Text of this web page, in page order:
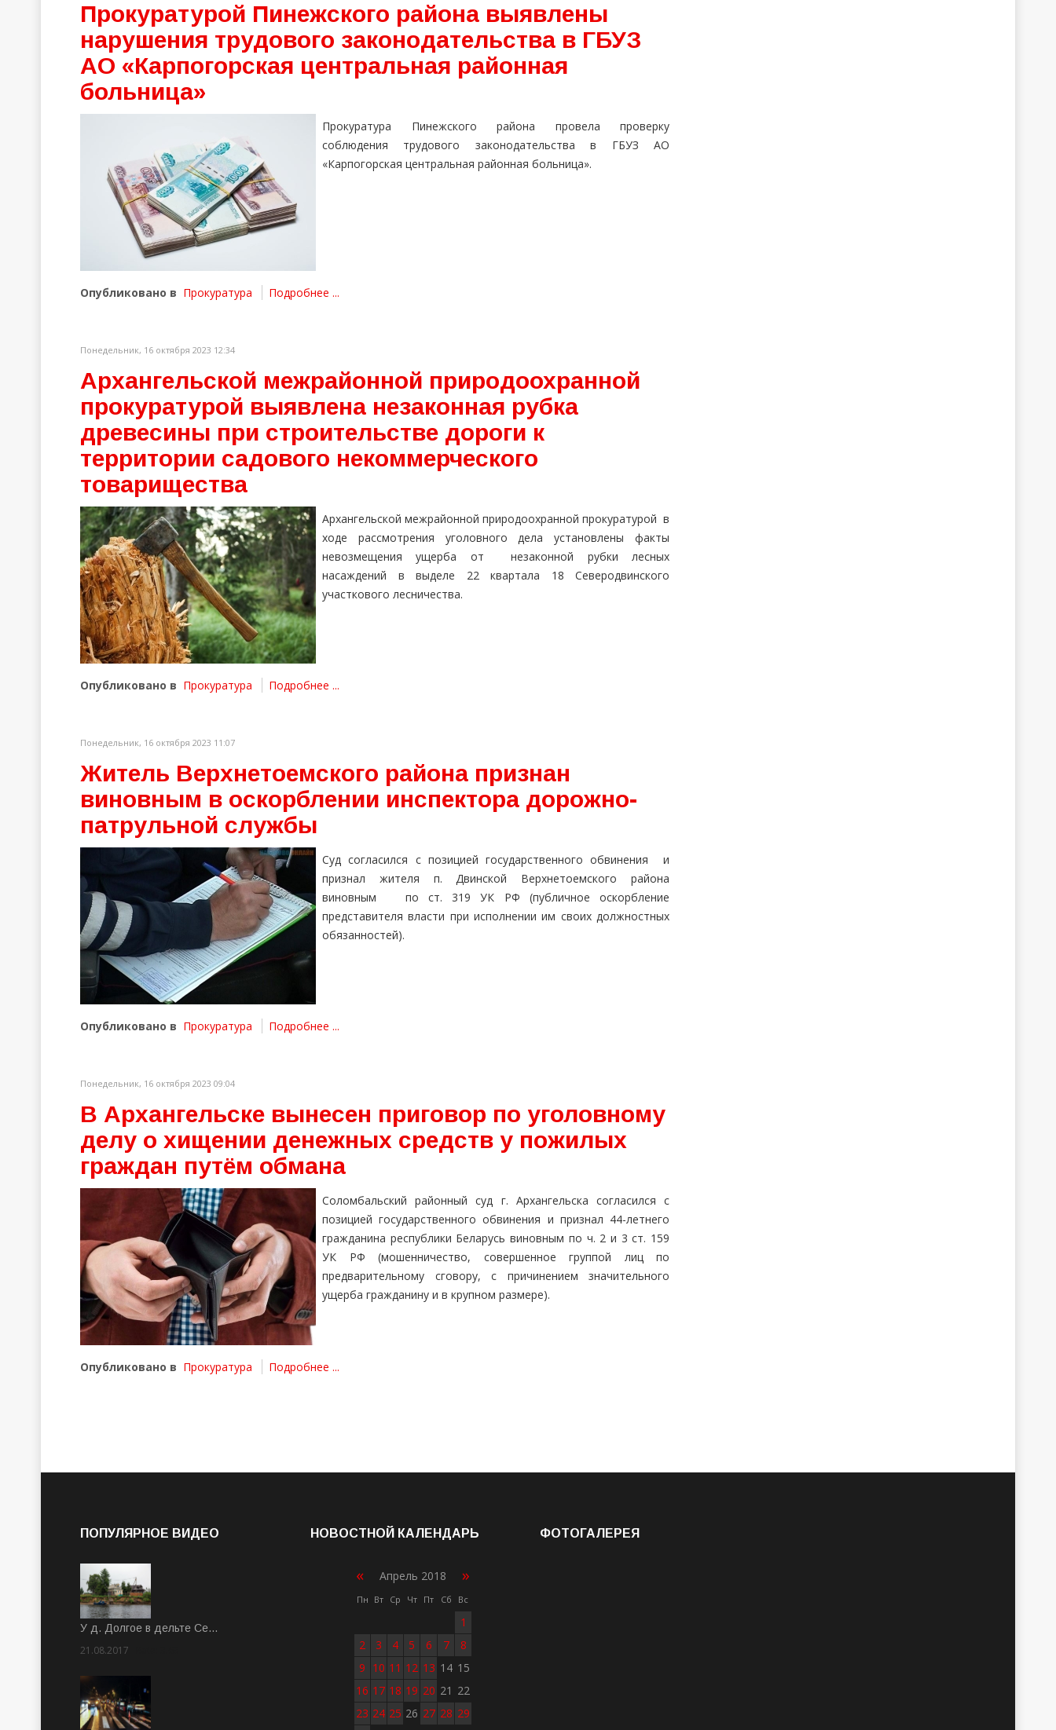
Прокуратурой Пинежского района выявлены
нарушения трудового законодательства в ГБУЗ
АО «Карпогорская центральная районная
больница»
Прокуратура Пинежского района провела проверку
соблюдения трудового законодательства в ГБУЗ АО
«Карпогорская центральная районная больница».
Опубликовано в Прокуратура Подробнее ...
Понедельник, 16 октября 2023 12:34
Архангельской межрайонной природоохранной
прокуратурой выявлена незаконная рубка
древесины при строительстве дороги к
территории садового некоммерческого
товарищества
Архангельской межрайонной природоохранной прокуратурой в
ходе рассмотрения уголовного дела установлены факты
невозмещения ущерба от незаконной рубки лесных
насаждений в выделе 22 квартала 18 Северодвинского
участкового лесничества.
Опубликовано в Прокуратура Подробнее ...
Понедельник, 16 октября 2023 11:07
Житель Верхнетоемского района признан
виновным в оскорблении инспектора дорожно-
патрульной службы
Суд согласился с позицией государственного обвинения и
признал жителя п. Двинской Верхнетоемского района
виновным по ст. 319 УК РФ (публичное оскорбление
представителя власти при исполнении им своих должностных
обязанностей).
Опубликовано в Прокуратура Подробнее ...
Понедельник, 16 октября 2023 09:04
В Архангельске вынесен приговор по уголовному
делу о хищении денежных средств у пожилых
граждан путём обмана
Соломбальский районный суд г. Архангельска согласился с
позицией государственного обвинения и признал 44-летнего
гражданина республики Беларусь виновным по ч. 2 и 3 ст. 159
УК РФ (мошенничество, совершенное группой лиц по
предварительному сговору, с причинением значительного
ущерба гражданину и в крупном размере).
Опубликовано в Прокуратура Подробнее ...
ПОПУЛЯРНОЕ ВИДЕО
У д. Долгое в дельте Се…
21.08.2017
НОВОСТНОЙ КАЛЕНДАРЬ
« Апрель 2018 »
Пн Вт Ср Чт Пт Сб Вс
1
2
3 4 5 6 7
8
9 10 11 12 13 14 15
16 17 18 19 20 21 22
23 24 25 26 27 28 29
ФОТОГАЛЕРЕЯ